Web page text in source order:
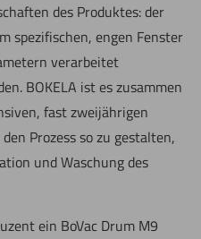
des Produktes: der
spezifischen, engen Fenster
verarbeitet
BOKELA ist es zusammen
fast zweijährigen
Prozess so zu gestalten,
und Waschung des
ein BoVac Drum M9